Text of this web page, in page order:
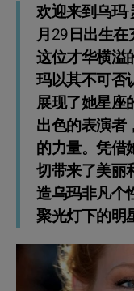
欢迎来到乌玛
月29日出生在
这位才华横溢
玛以其不可否
展现了她星座
出色的表演者
的力量。凭借
切带来了美丽
造乌玛非凡个
聚光灯下的明